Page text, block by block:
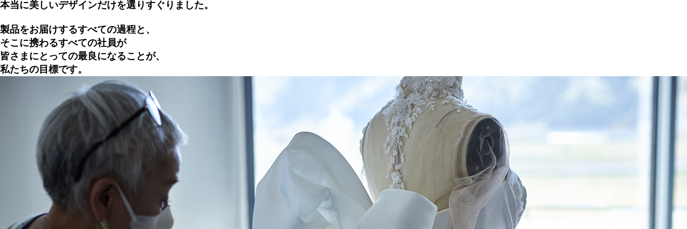
本当に美しいデザインだけを選りすぐりました。
製品をお届けするすべての過程と、
そこに携わるすべての社員が
皆さまにとっての最良になることが、
私たちの目標です。